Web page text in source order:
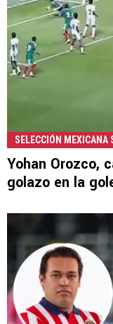
SELECCIÓN MEXICANA
Yohan Orozco,
golazo en la